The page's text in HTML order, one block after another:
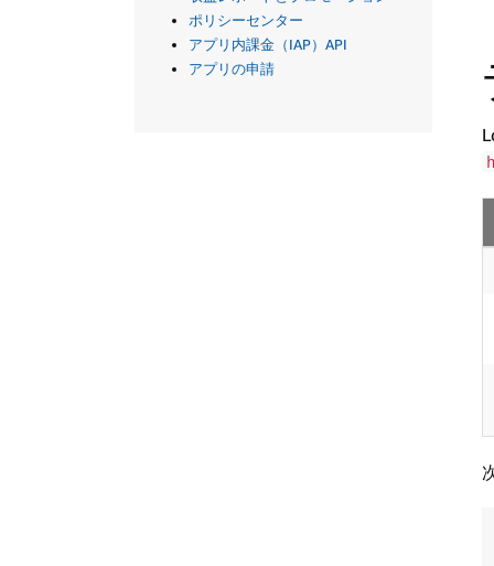
ポリシーセンター
アプリ内課金（IAP）API
アプリの申請